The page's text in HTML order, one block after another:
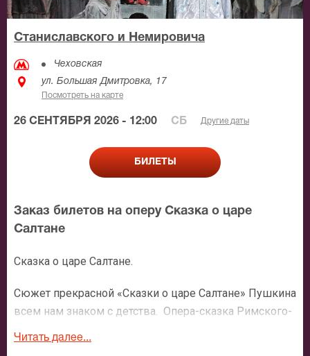
Станиславского и Немировича
Чеховская
ул. Большая Дмитровка, 17
Посмотреть на карте
26 СЕНТЯБРЯ 2026 - 12:00 СБ Другие даты
БИЛЕТЫ
Заказ билетов на оперу Сказка о царе
Салтане
Сказка о царе Салтане.
Сюжет прекрасной «Сказки о царе Салтане» Пушкина
всем нам знаком с детства. Опера-сказка Римского-
Корсакова на сцене театра им. Станиславского и
Немировича-Данченко перенесет зрителей в
Читать далее...